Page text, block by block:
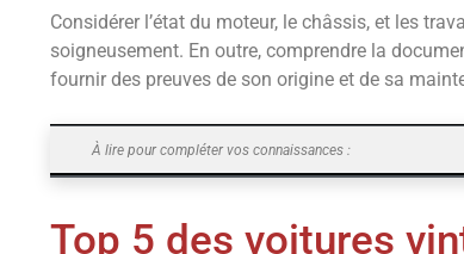
Considérer l’état du moteur, le châssis, et les
soigneusement. En outre, comprendre la
fournir des preuves de son origine et de sa
À lire pour compléter vos connaissances :
Top 5 des voitures